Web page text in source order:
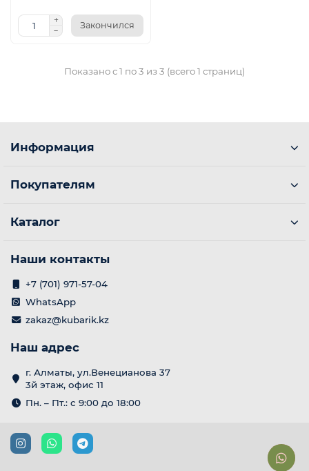
Закончился
Показано с 1 по 3 из 3 (всего 1 страниц)
Информация
Покупателям
Каталог
Наши контакты
+7 (701) 971-57-04
WhatsApp
zakaz@kubarik.kz
Наш адрес
г. Алматы, ул.Венецианова 37
3й этаж, офис 11
Пн. – Пт.: с 9:00 до 18:00